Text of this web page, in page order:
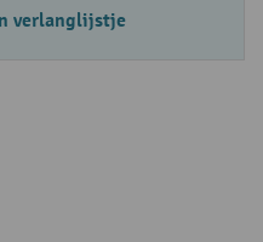
verlanglijstje